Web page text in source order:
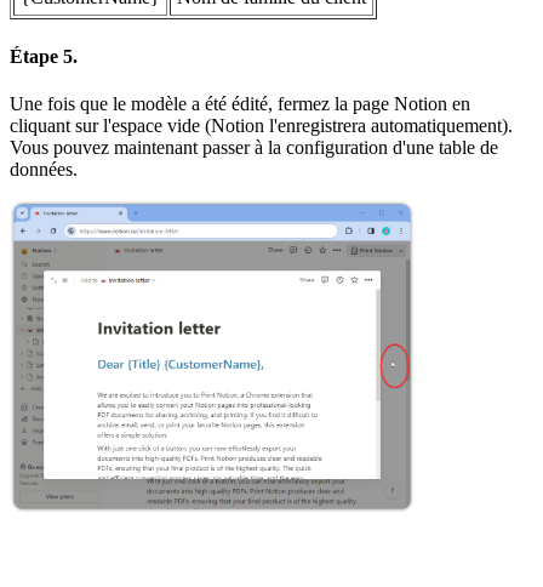
Étape 5.
Une fois que le modèle a été édité, fermez la page Notion en
cliquant sur l'espace vide (Notion l'enregistrera automatiquement).
Vous pouvez maintenant passer à la configuration d'une table de
données.